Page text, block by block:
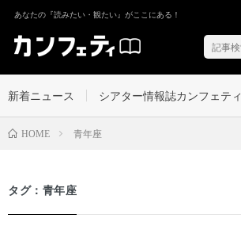
あなたの『読みたい・観たい』がここにある！
新着ニュース シアター情報誌カンフェティ
HOME 青年座
タグ：青年座